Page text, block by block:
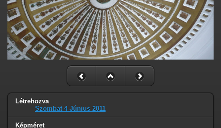
Létrehozva
Szombat 4 Június 2011
Képméret